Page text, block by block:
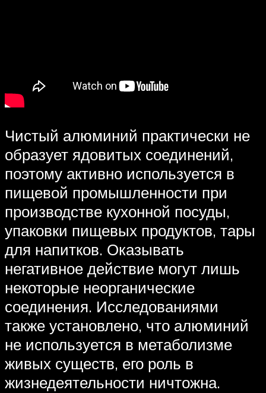
Чистый алюминий практически не
образует ядовитых соединений,
поэтому активно используется в
пищевой промышленности при
производстве кухонной посуды,
упаковки пищевых продуктов, тары
для напитков. Оказывать
негативное действие могут лишь
некоторые неорганические
соединения. Исследованиями
также установлено, что алюминий
не используется в метаболизме
живых существ, его роль в
жизнедеятельности ничтожна.